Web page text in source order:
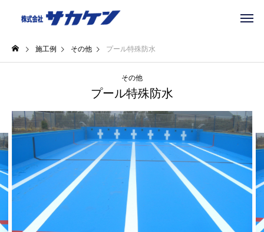
施工例 その他 プール特殊防水
その他
プール特殊防水